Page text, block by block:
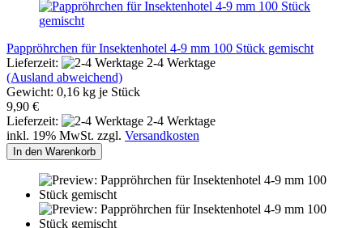
Pappröhrchen für Insektenhotel 4-9 mm 100 Stück gemischt
Lieferzeit:
2-4 Werktage
(Ausland abweichend)
Gewicht: 0,16 kg je Stück
9,90 €
Lieferzeit:
2-4 Werktage
inkl. 19% MwSt. zzgl. Versandkosten
In den Warenkorb